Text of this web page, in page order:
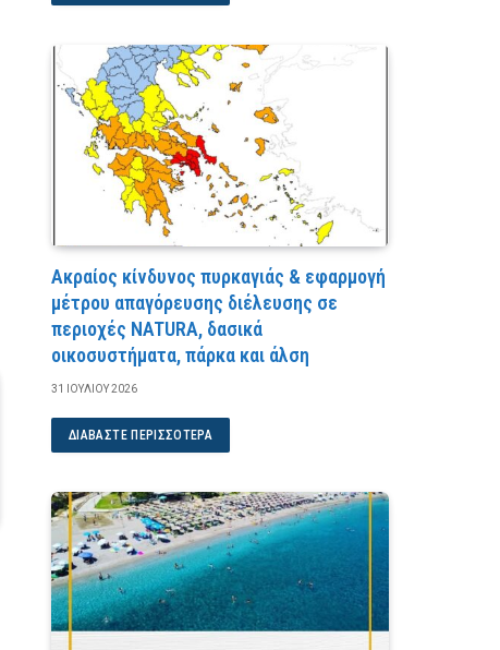
Ακραίος κίνδυνος πυρκαγιάς & εφαρμογή
μέτρου απαγόρευσης διέλευσης σε
περιοχές NATURA, δασικά
οικοσυστήματα, πάρκα και άλση
31 ΙΟΥΛΊΟΥ 2026
ΔΙΑΒΆΣΤΕ ΠΕΡΙΣΣΌΤΕΡΑ